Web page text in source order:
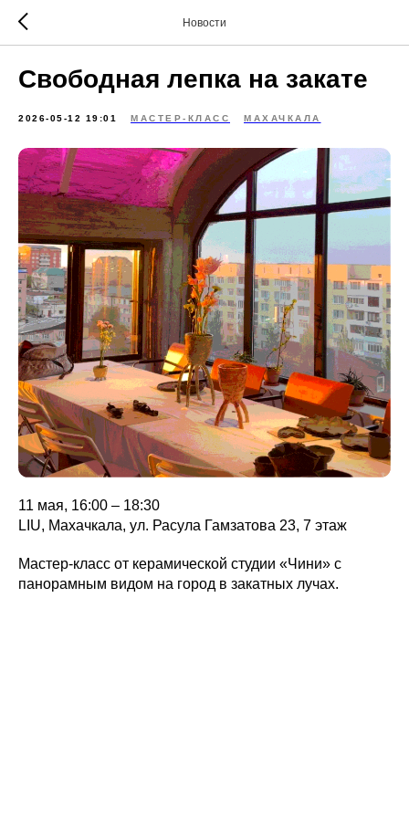
Новости
Свободная лепка на закате
2026-05-12 19:01 МАСТЕР-КЛАСС МАХАЧКАЛА
11 мая, 16:00 – 18:30
LIU, Махачкала, ул. Расула Гамзатова 23, 7 этаж
Мастер-класс от керамической студии «Чини» с
панорамным видом на город в закатных лучах.